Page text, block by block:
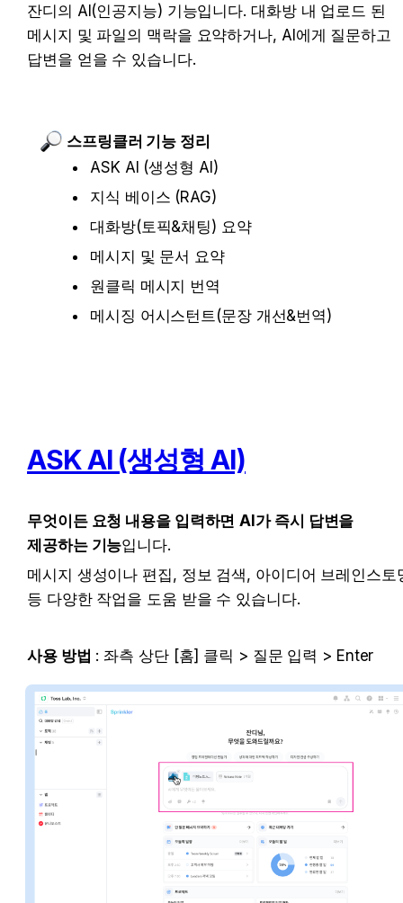
잔디의 AI(인공지능) 기능입니다. 대화방 내 업로드 된
메시지 및 파일의 맥락을 요약하거나, AI에게 질문하고
답변을 얻을 수 있습니다.
스프링클러 기능 정리
ASK AI (생성형 AI)
지식 베이스 (RAG)
대화방(토픽&채팅) 요약
메시지 및 문서 요약
원클릭 메시지 번역
메시징 어시스턴트(문장 개선&번역)
ASK AI (생성형 AI)
무엇이든 요청 내용을 입력하면 AI가 즉시 답변을
제공하는 기능입니다.
메시지 생성이나 편집, 정보 검색, 아이디어 브레인스토
등 다양한 작업을 도움 받을 수 있습니다.
사용 방법 : 좌측 상단 [홈] 클릭 > 질문 입력 > Enter